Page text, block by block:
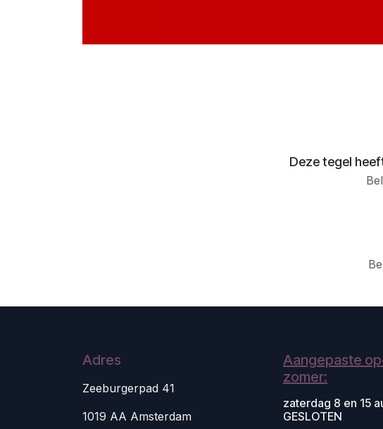
Deze tegel
Adres
Zeeburgerpad 41
1019 AA Amsterdam
Aangepaste
zomer:
zaterdag 8 en 15
GESLOTEN